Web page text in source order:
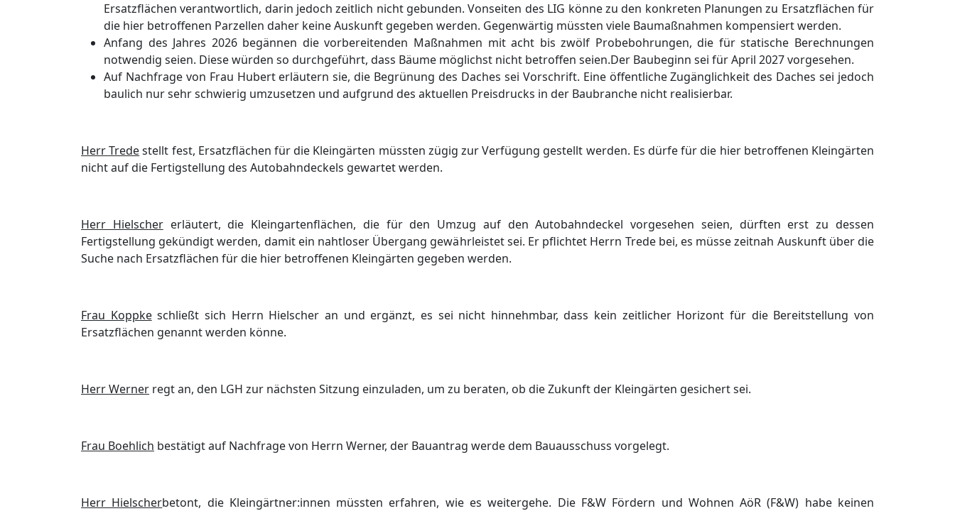
Ersatzflächen verantwortlich, darin jedoch zeitlich nicht gebunden. Vonseiten des LIG könne zu den konkreten Planungen zu Ersatzfächen für
die hier betroffenen Parzellen daher keine Auskunft gegeben werden. Gegenwärtig müssten viele Baumaßnahmen kompensiert werden.
Anfang des Jahres 2026 begännen die vorbereitenden Maßnahmen mit acht bis zwölf Probebohrungen, die für statische Berechnungen
notwendig seien. Diese würden so durchgeführt, dass Bäume möglichst nicht betroffen seien.Der Baubeginn sei für April 2027 vorgesehen.
Auf Nachfrage von Frau Hubert erläutern sie, die Begrünung des Daches sei Vorschrift. Eine öffentliche Zugänglichkeit des Daches sei jedoch
baulich nursehr schwierig umzusetzen und aufgrund des aktuellen Preisdrucks in der Baubranche nicht realisierbar.
Herr Tredestellt fest, Ersatzflächen für die Kleingärten müssten zügig zur Verfügung gestellt werden. Es dürfefür die hier betroffenen Kleingärten
nicht auf die Fertigstellung des Autobahndeckels gewartet werden.
Herr Hielschererläutert, die Kleingartenflächen, die für den Umzug auf den Autobahndeckel vorgesehen seien, dürften erst zu dessen
Fertigstellung gekündigt werden, damit ein nahtloser Übergang gewährleistet sei. Er pflichtet Herrn Trede bei, es müsse zeitnah Auskunft über die
Suche nach Ersatzflächen für die hier betroffenen Kleingärten gegeben werden.
Frau Koppkeschließt sich Herrn Hielscher an und ergänzt, es sei nicht hinnehmbar, dass kein zeitlicher Horizont für die Bereitstellung von
Ersatzflächen genannt werden könne.
Herr Werner regt an, den LGH zur nächsten Sitzung einzuladen, um zu beraten, ob die Zukunft der Kleingärten gesichert sei.
Frau Boehlich bestätigt auf Nachfrage von Herrn Werner, der Bauantrag werde dem Bauausschuss vorgelegt.
Herr Hielscherbetont, die Kleingärtner:innen müssten erfahren, wie es weitergehe. Die F&W Fördern und Wohnen AöR(F&W) habe keinen